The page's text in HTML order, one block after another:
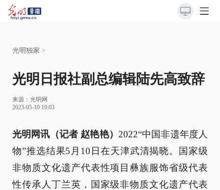
光明独家 >
光明日报社副总编辑陆先高致辞
来源： 光明网
2023-05-10 19:03
光明网讯（记者 赵艳艳） 2022“中国非遗年度人
物”推选结果5月10日在天津武清揭晓。国家级
非物质文化遗产代表性项目彝族服饰省级代表
性传承人丁兰英，国家级非物质文化遗产代表